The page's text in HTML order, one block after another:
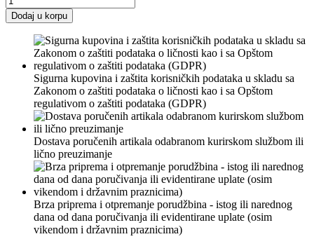
Dodaj u korpu
Sigurna kupovina i zaštita korisničkih podataka u skladu sa
Zakonom o zaštiti podataka o ličnosti kao i sa Opštom
regulativom o zaštiti podataka (GDPR)
Dostava poručenih artikala odabranom kurirskom službom ili
lično preuzimanje
Brza priprema i otpremanje porudžbina - istog ili narednog
dana od dana poručivanja ili evidentirane uplate (osim
vikendom i državnim praznicima)